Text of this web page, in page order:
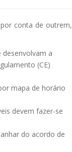
conta de outrem,
a
(CE)
mapa de horário
devem fazer-se
do acordo de